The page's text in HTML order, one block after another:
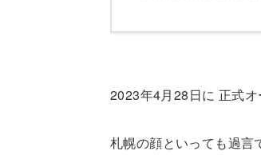
2023年4月28日に 正式
札幌の顔といっても過言